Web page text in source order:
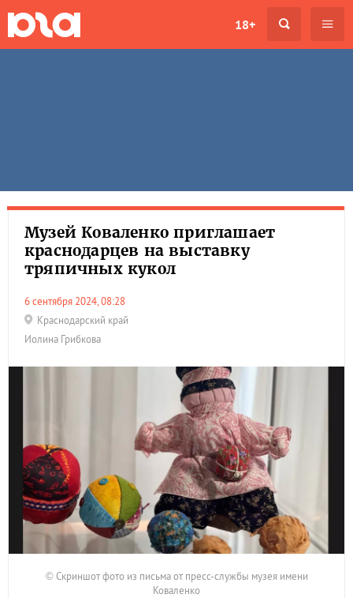
18+
Музей Коваленко приглашает
краснодарцев на выставку
тряпичных кукол
6 сентября 2024, 08:28
Краснодарский край
Иолина Грибкова
© Скриншот фото из письма от пресс-службы музея имени
Коваленко